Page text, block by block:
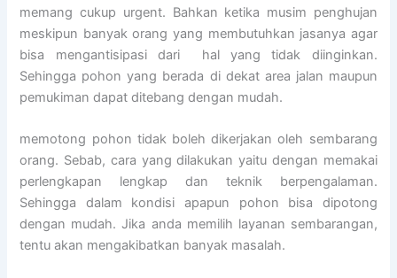
memang cukup urgent. Bahkan ketika musim penghujan
meskipun banyak orang yang membutuhkan jasanya agar
bisa mengantisipasi dari hal yang tidak diinginkan.
Sehingga pohon yang berada di dekat area jalan maupun
pemukiman dapat ditebang dengan mudah.
memotong pohon tidak boleh dikerjakan oleh sembarang
orang. Sebab, cara yang dilakukan yaitu dengan memakai
perlengkapan lengkap dan teknik berpengalaman.
Sehingga dalam kondisi apapun pohon bisa dipotong
dengan mudah. Jika anda memilih layanan sembarangan,
tentu akan mengakibatkan banyak masalah.